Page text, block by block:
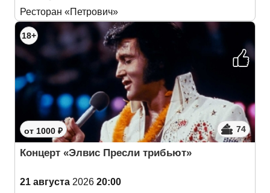
Ресторан «Петрович»
18+
от 1000 ₽ 74
Концерт «Элвис Пресли трибьют»
21 августа 2026 20:00